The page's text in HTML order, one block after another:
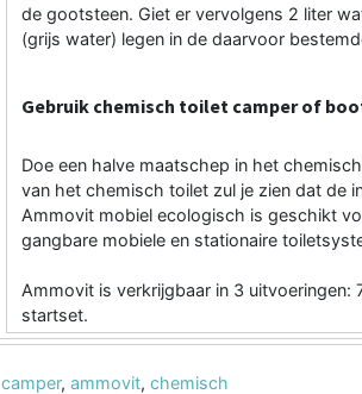
de gootsteen. Giet er vervolgens 2 liter
(grijs water) legen in de daarvoor
Gebruik chemisch toilet camper of
Doe een halve maatschep in het
van het chemisch toilet zul je zien dat de
Ammovit mobiel ecologisch is geschikt
gangbare mobiele en stationaire
Ammovit is verkrijgbaar in 3
startset.
camper, ammovit, chemisch